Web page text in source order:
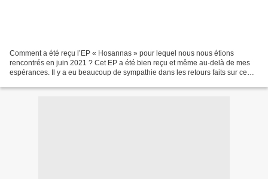
Comment a été reçu l’EP « Hosannas » pour lequel nous nous étions
rencontrés en juin 2021 ? Cet EP a été bien reçu et même au-delà de mes
espérances. Il y a eu beaucoup de sympathie dans les retours faits sur ce